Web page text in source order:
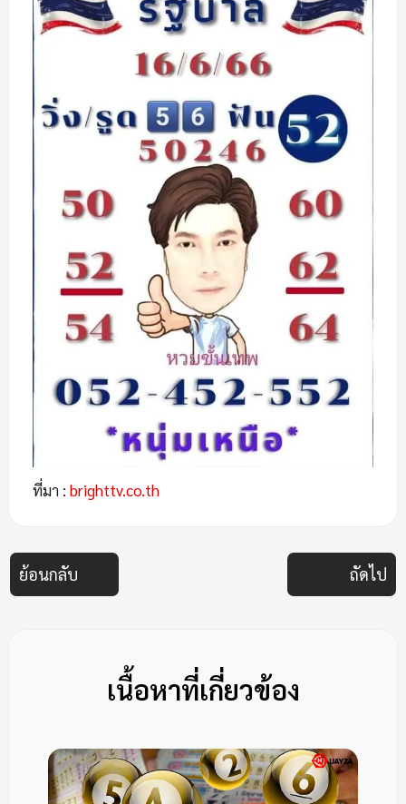
ที่มา : brighttv.co.th
ย้อนกลับ ถัดไป
เนื้อหาที่เกี่ยวข้อง